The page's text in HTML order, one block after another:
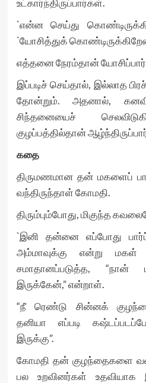
`என்ன செய்து
`யோசித்துக்
எத்தனை நேரம்தான்
இப்படிச் செய்தால், இல்லாத
தோன்றும். அதனால்,
சிந்தனையைச்
குழப்பத்தில்தான்
கதை
திருமணமான தன் மகளைப்
வந்திருந்தாள் கோமதி.
திரும்பும்போது, மிகுந்த
`இனி தன்னை எப்போது
அம்மாவுக்கு என்று
சமாதானப்படுத்த, “நான்
இருக்கேன்,” என்றாள்.
“நீ ரெண்டு சின்னக்
தனியா எப்படி
இருக்கு”.
கோமதி தன் குழந்தைகளை
பல உறவினர்கள் உதவியாக